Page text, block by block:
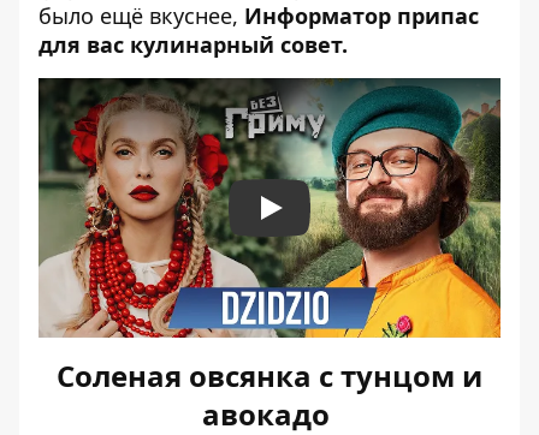
было ещё вкуснее, Информатор припас
для вас кулинарный совет.
Play
Соленая овсянка с тунцом и
авокадо